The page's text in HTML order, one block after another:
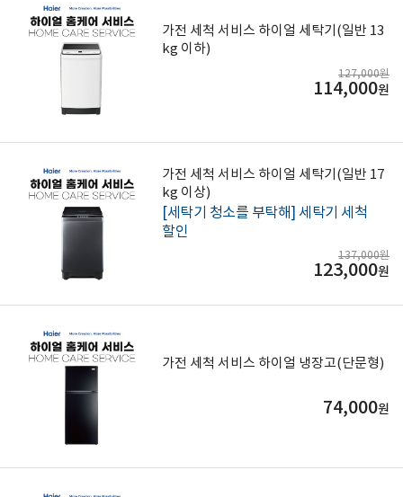
가전 세척 서비스 하이얼 세탁기(일반 13
kg 이하)
127,000원
114,000원
가전 세척 서비스 하이얼 세탁기(일반 17
kg 이상)
[세탁기 청소를 부탁해] 세탁기 세척
할인
137,000원
123,000원
가전 세척 서비스 하이얼 냉장고(단문형)
74,000원